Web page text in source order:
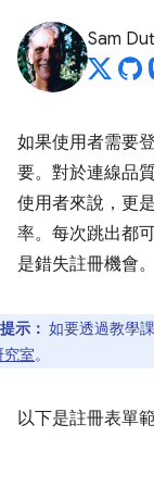
Sam
如果使用者需要
要。對於連線品
使用者來說，更
率。每次跳出都
是錯失註冊機會。
提示： 如要透過教學
究室。
以下是註冊表單